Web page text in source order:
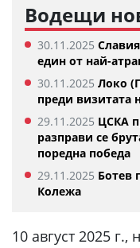
Водещи
30.11.2025
един от най-
30.11.2025 Локо
преди визитата
29.11.2025 ЦСКА
разправи се
поредна победа
29.11.2025 Ботев
Колежа
10 август 2025